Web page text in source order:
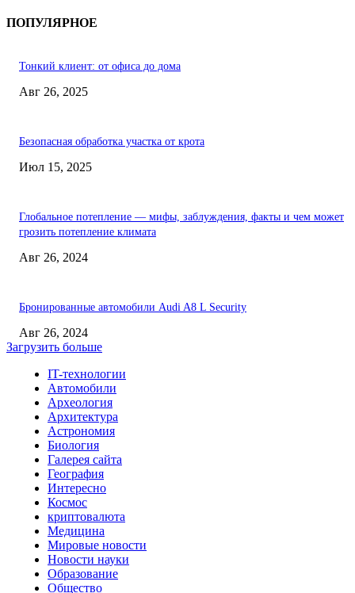
ПОПУЛЯРНОЕ
Тонкий клиент: от офиса до дома
Авг 26, 2025
Безопасная обработка участка от крота
Июл 15, 2025
Глобальное потепление — мифы, заблуждения, факты и чем может
грозить потепление климата
Авг 26, 2024
Бронированные автомобили Audi A8 L Security
Авг 26, 2024
Загрузить больше
IT-технологии
Автомобили
Археология
Архитектура
Астрономия
Биология
Галерея сайта
География
Интересно
Космос
криптовалюта
Медицина
Мировые новости
Новости науки
Образование
Общество